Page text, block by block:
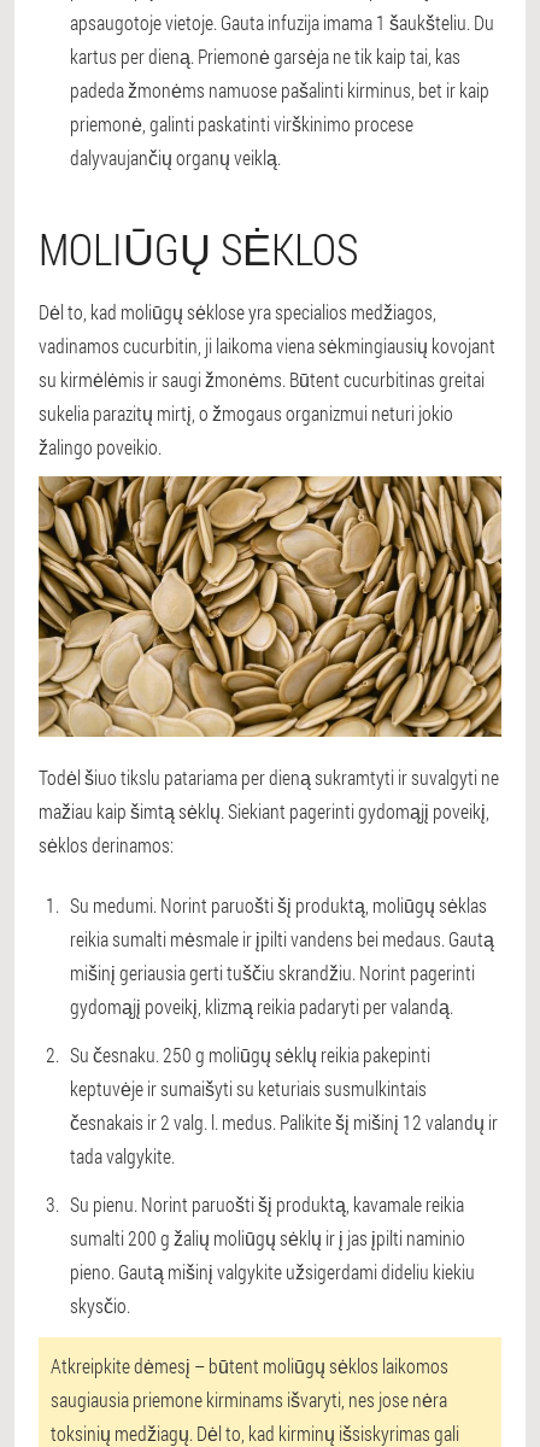
apsaugotoje vietoje. Gauta infuzija imama 1 šaukšteliu. Du
kartus per dieną. Priemonė garsėja ne tik kaip tai, kas
padeda žmonėms namuose pašalinti kirminus, bet ir kaip
priemonė, galinti paskatinti virškinimo procese
dalyvaujančių organų veiklą.
MOLIŪGŲ SĖKLOS
Dėl to, kad moliūgų sėklose yra specialios medžiagos,
vadinamos cucurbitin, ji laikoma viena sėkmingiausių kovojant
su kirmėlėmis ir saugi žmonėms. Būtent cucurbitinas greitai
sukelia parazitų mirtį, o žmogaus organizmui neturi jokio
žalingo poveikio.
Todėl šiuo tikslu patariama per dieną sukramtyti ir suvalgyti ne
mažiau kaip šimtą sėklų. Siekiant pagerinti gydomąjį poveikį,
sėklos derinamos:
Su medumi. Norint paruošti šį produktą, moliūgų sėklas
reikia sumalti mėsmale ir įpilti vandens bei medaus. Gautą
mišinį geriausia gerti tuščiu skrandžiu. Norint pagerinti
gydomąjį poveikį, klizmą reikia padaryti per valandą.
Su česnaku. 250 g moliūgų sėklų reikia pakepinti
keptuvėje ir sumaišyti su keturiais susmulkintais
česnakais ir 2 valg. l. medus. Palikite šį mišinį 12 valandų ir
tada valgykite.
Su pienu. Norint paruošti šį produktą, kavamale reikia
sumalti 200 g žalių moliūgų sėklų ir į jas įpilti naminio
pieno. Gautą mišinį valgykite užsigerdami dideliu kiekiu
skysčio.
Atkreipkite dėmesį – būtent moliūgų sėklos laikomos
saugiausia priemone kirminams išvaryti, nes jose nėra
toksinių medžiagų. Dėl to, kad kirminų išsiskyrimas gali